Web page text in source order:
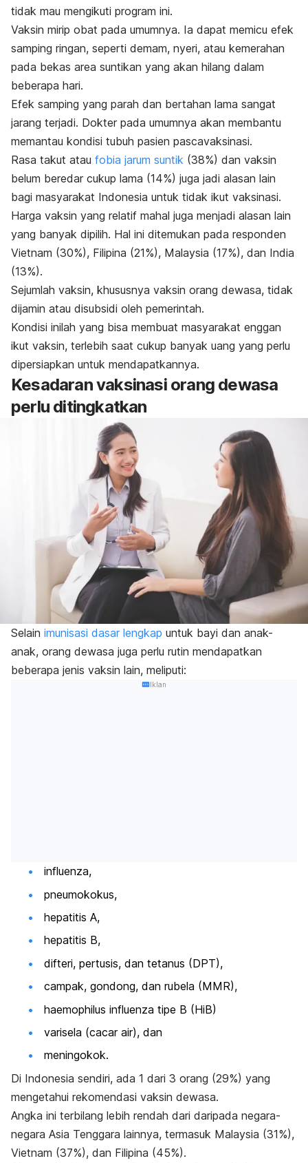
tidak mau mengikuti program ini.
Vaksin mirip obat pada umumnya. Ia dapat memicu efek
samping ringan, seperti demam, nyeri, atau kemerahan
pada bekas area suntikan yang akan hilang dalam
beberapa hari.
Efek samping yang parah dan bertahan lama sangat
jarang terjadi. Dokter pada umumnya akan membantu
memantau kondisi tubuh pasien pascavaksinasi.
Rasa takut atau fobia jarum suntik (38%) dan vaksin
belum beredar cukup lama (14%) juga jadi alasan lain
bagi masyarakat Indonesia untuk tidak ikut vaksinasi.
Harga vaksin yang relatif mahal juga menjadi alasan lain
yang banyak dipilih. Hal ini ditemukan pada responden
Vietnam (30%), Filipina (21%), Malaysia (17%), dan India
(13%).
Sejumlah vaksin, khususnya vaksin orang dewasa, tidak
dijamin atau disubsidi oleh pemerintah.
Kondisi inilah yang bisa membuat masyarakat enggan
ikut vaksin, terlebih saat cukup banyak uang yang perlu
dipersiapkan untuk mendapatkannya.
Kesadaran vaksinasi orang dewasa
perlu ditingkatkan
Selain imunisasi dasar lengkap untuk bayi dan anak-
anak, orang dewasa juga perlu rutin mendapatkan
beberapa jenis vaksin lain, meliputi:
Iklan
influenza,
pneumokokus,
hepatitis A,
hepatitis B,
difteri, pertusis, dan tetanus (DPT),
campak, gondong, dan rubela (MMR),
haemophilus influenza tipe B (HiB)
varisela (cacar air), dan
meningokok.
Di Indonesia sendiri, ada 1 dari 3 orang (29%) yang
mengetahui rekomendasi vaksin dewasa.
Angka ini terbilang lebih rendah dari daripada negara-
negara Asia Tenggara lainnya, termasuk Malaysia (31%),
Vietnam (37%), dan Filipina (45%).